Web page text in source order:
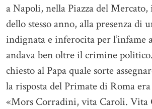
a Napoli, nella Piazza del
dello stesso anno, alla presenza di
indignata e inferocita per l’infame
andava ben oltre il crimine
chiesto al Papa quale sorte
la risposta del Primate di Roma
«Mors Corradini, vita Caroli. Vita